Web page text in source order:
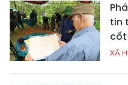
tin
XÃ